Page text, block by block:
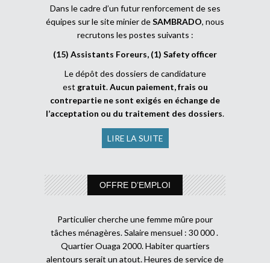
Dans le cadre d’un futur renforcement de ses
équipes sur le site minier deSAMBRADO, nous
recrutons les postes suivants :
(15) Assistants Foreurs, (1) Safety officer
Le dépôt des dossiers de candidature
est gratuit.Aucun paiement, frais ou
contrepartie ne sont exigés en échange de
l’acceptation ou du traitement des dossiers.
LIRE LA SUITE
OFFRE D’EMPLOI
Particulier cherche une femme mûre pour
tâches ménagères. Salaire mensuel : 30 000 .
Quartier Ouaga 2000. Habiter quartiers
alentours serait un atout. Heures de service de